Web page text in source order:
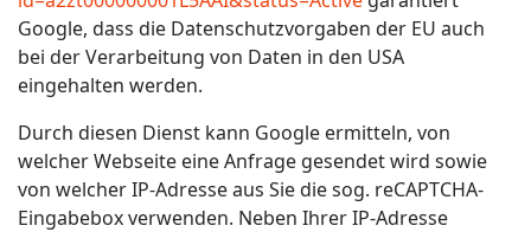
Google, dass die Datenschutzvorgaben der EU auch
bei der Verarbeitung von Daten in den USA
eingehalten werden.
Durch diesen Dienst kann Google ermitteln, von
welcher Webseite eine Anfrage gesendet wird sowie
von welcher IP-Adresse aus Sie die sog. reCAPTCHA-
Eingabebox verwenden. Neben Ihrer IP-Adresse